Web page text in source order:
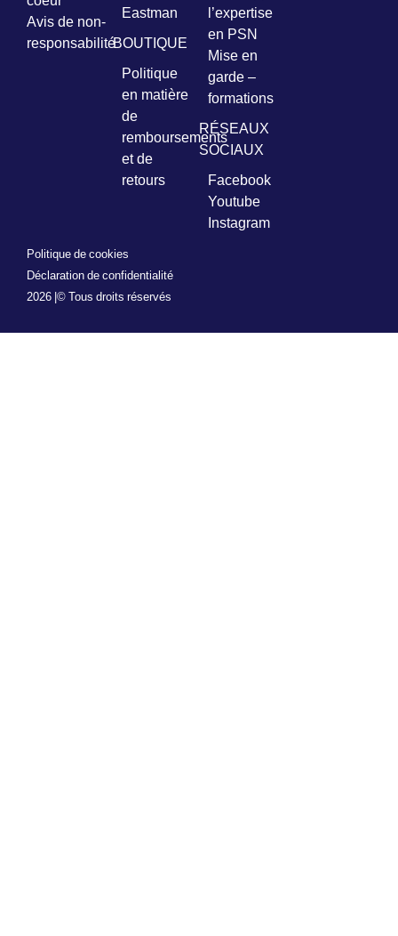
Avis de non-
responsabilité
Eastman
BOUTIQUE
Politique
en matière
de
remboursements
et de
retours
l’expertise
en PSN
Mise en
garde –
formations
RÉSEAUX
SOCIAUX
Facebook
Youtube
Instagram
2026 |© Tous droits réservés
Politique de cookies
Déclaration de confidentialité